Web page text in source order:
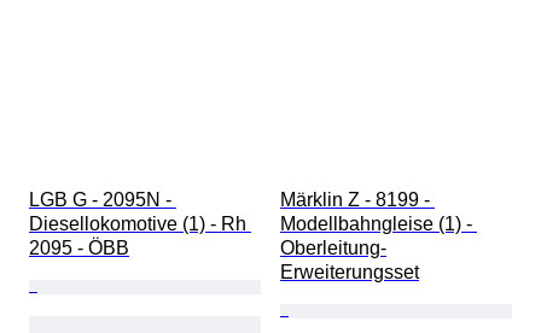
LGB G - 2095N -
Diesellokomotive (1) - Rh
2095 - ÖBB
Märklin Z - 8199 -
Modellbahngleise (1) -
Oberleitung-
Erweiterungsset